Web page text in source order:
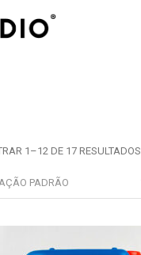
1–12 DE 17 RESULTADOS
PADRÃO